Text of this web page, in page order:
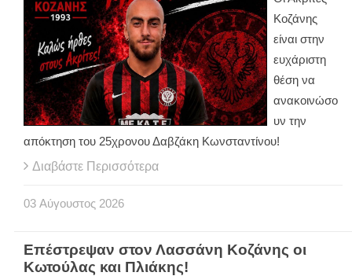
Κοζάνης
είναι στην
ευχάριστη
θέση να
ανακοινώσο
υν την
απόκτηση του 25χρονου Δαβζάκη Κωνσταντίνου!
Διαβάστε Περισσότερα
03 Αύγουστος 2026
Επέστρεψαν στον Λασσάνη Κοζάνης οι
Κωτούλας και Πλιάκης!